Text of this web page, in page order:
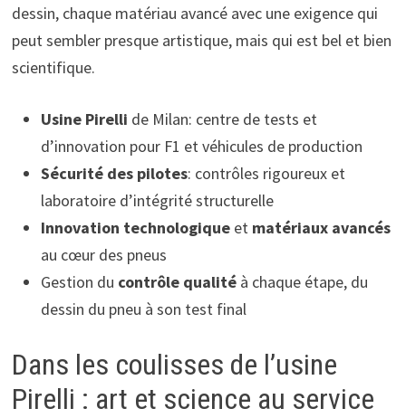
dessin, chaque matériau avancé avec une exigence qui
peut sembler presque artistique, mais qui est bel et bien
scientifique.
Usine Pirelli de Milan: centre de tests et
d’innovation pour F1 et véhicules de production
Sécurité des pilotes: contrôles rigoureux et
laboratoire d’intégrité structurelle
Innovation technologiqueet matériaux avancés
au cœur des pneus
Gestion du contrôle qualitéà chaque étape, du
dessin du pneu à son test final
Dans les coulisses de l’usine
Pirelli : art et science au service